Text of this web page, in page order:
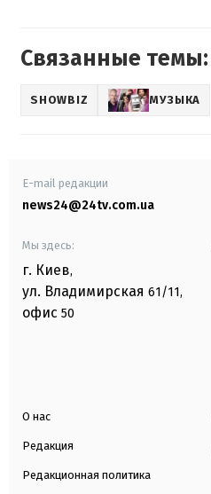
Связанные темы:
SHOWBIZ МУЗЫКА
E-mail редакции
news24@24tv.com.ua
Мы здесь:
г. Киев,
ул. Владимирская 61/11,
офис 50
О нас
Редакция
Редакционная политика